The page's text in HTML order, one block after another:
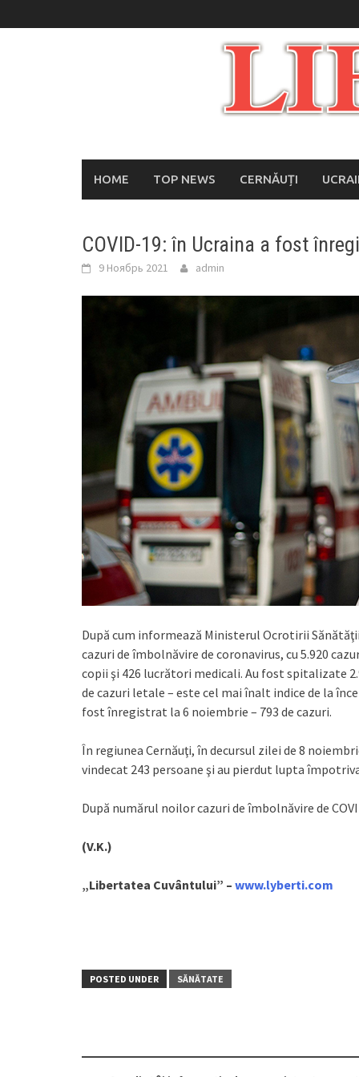
to
HOME TOP NEWS CERNĂUȚI
COVID-19: în Ucraina a fost
9 Ноябрь 2021 admin
După cum informează Ministerul Ocrotirii
cazuri de îmbolnăvire de coronavirus, cu 5.920
copii şi 426 lucrători medicali. Au fost spitalizate
de cazuri letale – este cel mai înalt indice de la
fost înregistrat la 6 noiembrie – 793 de cazuri.
În regiunea Cernăuţi, în decursul zilei de 8
vindecat 243 persoane şi au pierdut lupta
După numărul noilor cazuri de îmbolnăvire de
(V.K.)
„Libertatea Cuvântului” – www.lyberti.com
POSTED UNDER SĂNĂTATE